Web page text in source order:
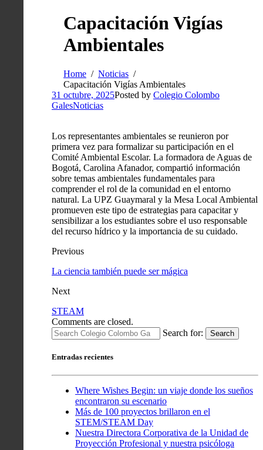
Capacitación Vigías
Ambientales
Home
Noticias
Capacitación Vigías Ambientales
31 octubre, 2025Posted by Colegio Colombo
GalesNoticias
Los representantes ambientales se reunieron por
primera vez para formalizar su participación en el
Comité Ambiental Escolar. La formadora de Aguas de
Bogotá, Carolina Afanador, compartió información
sobre temas ambientales fundamentales para
comprender el rol de la comunidad en el entorno
natural. La UPZ Guaymaral y la Mesa Local Ambiental
promueven este tipo de estrategias para capacitar y
sensibilizar a los estudiantes sobre el uso responsable
del recurso hídrico y la importancia de su cuidado.
Previous
La ciencia también puede ser mágica
Next
STEAM
Comments are closed.
Search for:
Search
Entradas recientes
Where Wishes Begin: un viaje donde los sueños
encontraron su escenario
Más de 100 proyectos brillaron en el
STEM/STEAM Day
Nuestra Directora Corporativa de la Unidad de
Proyección Profesional y nuestra psicóloga